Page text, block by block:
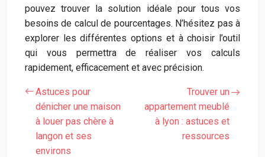
pouvez trouver la solution idéale pour tous vos
besoins de calcul de pourcentages. N’hésitez pas à
explorer les différentes options et à choisir l’outil
qui vous permettra de réaliser vos calculs
rapidement, efficacement et avec précision.
Astuces pour
dénicher une maison
à louer pas chère à
langon et ses
environs
Trouver un
appartement meublé
à lyon : astuces et
ressources